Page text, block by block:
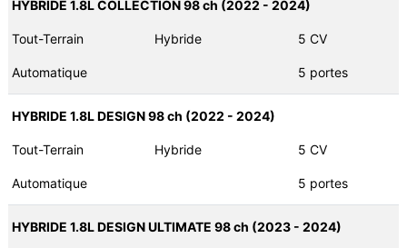
HYBRIDE 1.8L COLLECTION 98 ch (2022 - 2024)
Tout-Terrain Hybride 5 CV
Automatique 5 portes
HYBRIDE 1.8L DESIGN 98 ch (2022 - 2024)
Tout-Terrain Hybride 5 CV
Automatique 5 portes
HYBRIDE 1.8L DESIGN ULTIMATE 98 ch (2023 - 2024)